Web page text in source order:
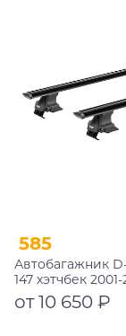
585
Автобагажник
147 хэтчбек
проем аэро-
замком
от 10 650 ₽